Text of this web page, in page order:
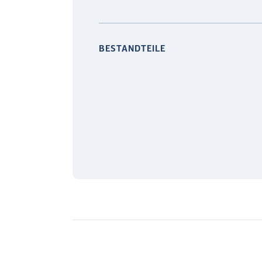
BESTANDTEILE